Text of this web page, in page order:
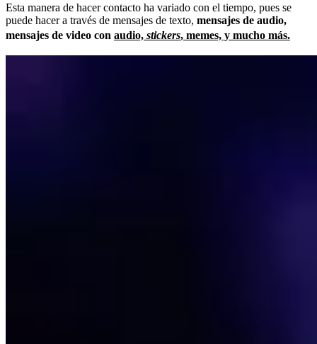
Esta manera de hacer contacto ha variado con el tiempo, pues se
puede hacer a través de mensajes de texto, mensajes de audio,
mensajes de video con audio, stickers, memes, y mucho más.